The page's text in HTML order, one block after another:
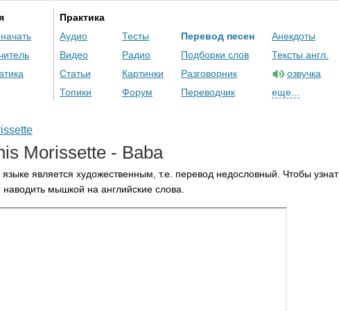
Практика
Аудио
Видео
Статьи
Топики
Тесты
Радио
Картинки
Форум
Перевод песен
Подборки слов
Разговорник
Переводчик
Анекдоты
Тексты англ.
озвучка
еще...
Morissette - Baba
является художественным, т.е. перевод недословный. Чтобы
мышкой на английские слова.